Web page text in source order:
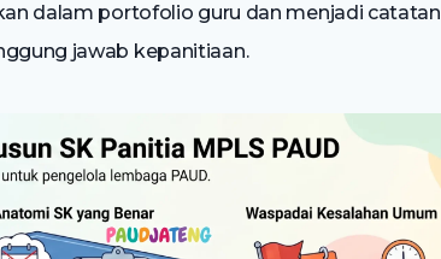
dalam portofolio guru dan menjadi catatan
jawab kepanitiaan.